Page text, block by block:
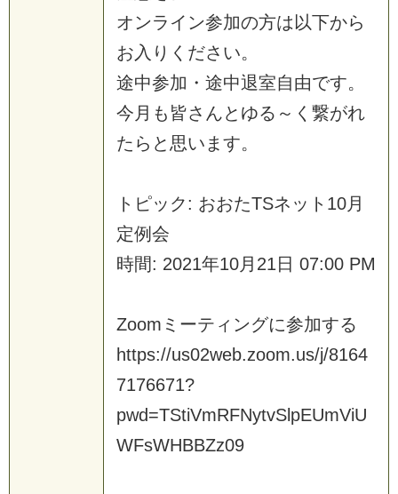
オンラ イ ン参加の方は 以下から
お 入 り く ださ い。
途中参加 ・ 途中退室自由です。
今 月 も 皆さ んと ゆる ～ く 繋がれ
た ら と 思い ま す。
ト ピッ ク: おおたTSネ ッ ト 10月
定例会
時間: 2021年10月 21 日 07:00 PM
Zoom ミ ーテ ィ ングに参加する
https://us02web.zoom.us/j/8164
7176671?
pwd=TStiVmRFNytvS pEUmViU
WFsWHBBZz09